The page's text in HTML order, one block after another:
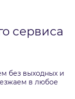
сервиса
без выходных и
в любое